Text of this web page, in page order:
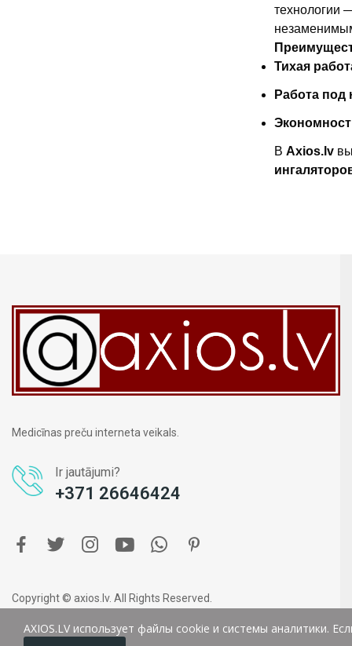
технологии
Тихая
Работа под
В Axios.lvвы
Medicīnas preču interneta veikals.
Ir jautājumi?
+371 26646424
Copyright © axios.lv. All Rights Reserved.
AXIOS.LV использует файлы cookie и системы аналитики.